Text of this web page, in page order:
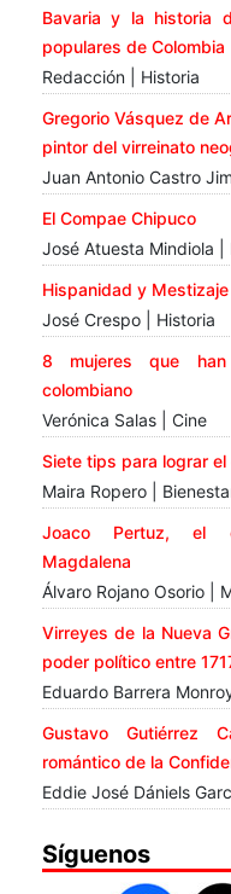
Bavaria y la historia
populares de Colombia
Redacción | Historia
Gregorio Vásquez de
pintor del virreinato
Juan Antonio Castro
El Compae Chipuco
José Atuesta Mindiola |
Hispanidad y Mestizaje
José Crespo | Historia
8 mujeres que
colombiano
Verónica Salas | Cine
Siete tips para lograr
Maira Ropero |
Joaco Pertuz, el
Magdalena
Álvaro Rojano Osorio |
Virreyes de la Nueva
poder político entre
Eduardo Barrera
Gustavo Gutiérrez
romántico de la
Eddie José Dániels
Síguenos